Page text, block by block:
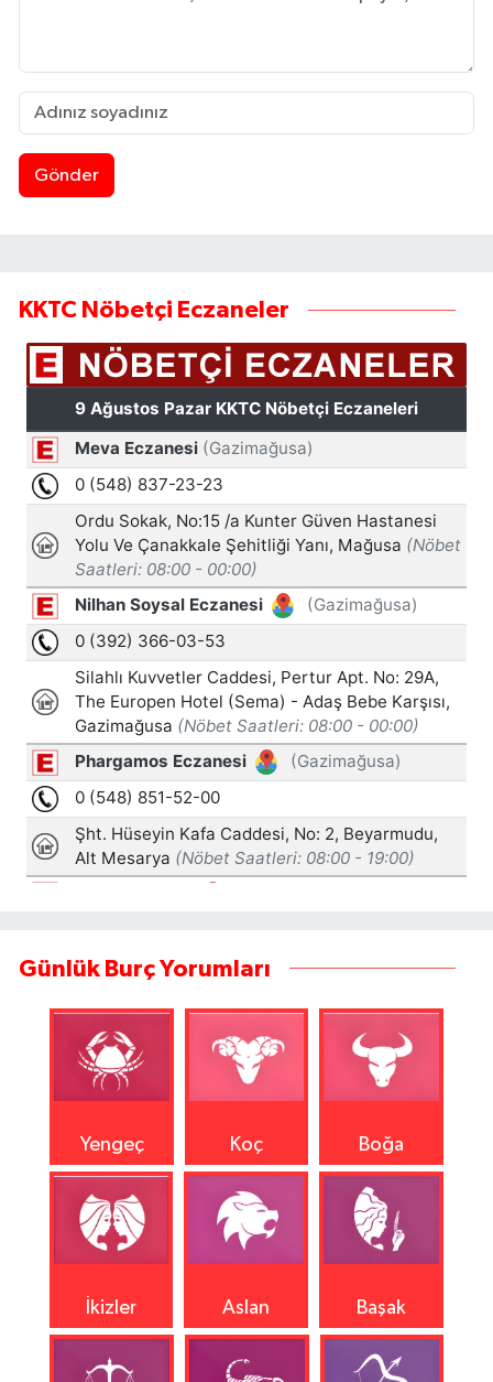
Gönder
KKTC Nöbetçi Eczaneler
Günlük Burç Yorumları
Yengeç Koç Boğa
İkizler Aslan Başak